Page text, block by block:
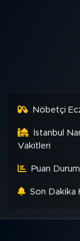
Nöbetçi
İstanbul
Vakitleri
Puan
Son Dakika